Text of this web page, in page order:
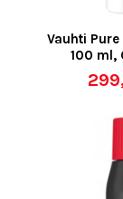
Vauhti Pure
100 ml,